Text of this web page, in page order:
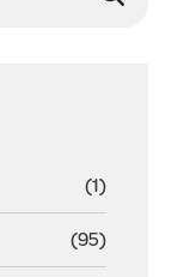
(1)
(95)